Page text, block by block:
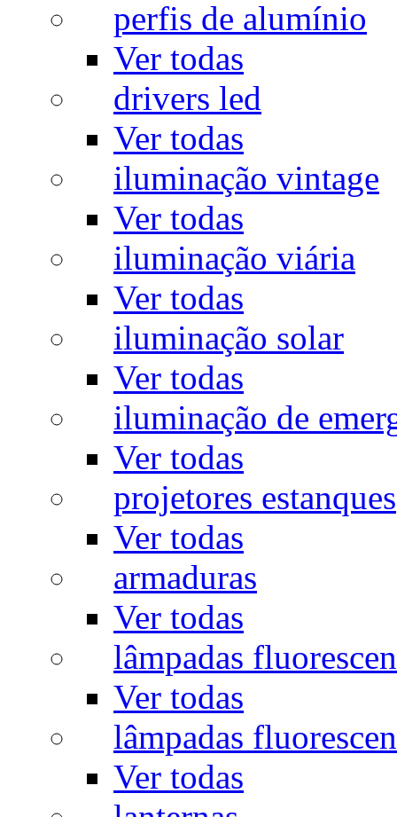
perfis de alumínio
Ver todas
drivers led
Ver todas
iluminação vintage
Ver todas
iluminação viária
Ver todas
iluminação solar
Ver todas
iluminação de
Ver todas
projetores estanques
Ver todas
armaduras
Ver todas
lâmpadas
Ver todas
lâmpadas
Ver todas